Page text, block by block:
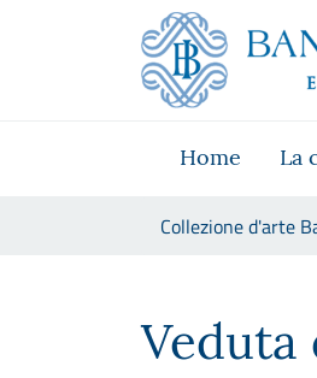
Skip to Main Content
Vai al sito istituzionale
Vai al menu di navigazione
Vai alla ricerca
Vai ai contenuti
Home La
Collezione d'arte
Veduta